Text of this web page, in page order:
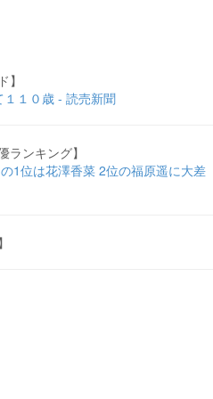
１０歳 - 読売新聞
ンキング】
1位は花澤香菜 2位の福原遥に大差